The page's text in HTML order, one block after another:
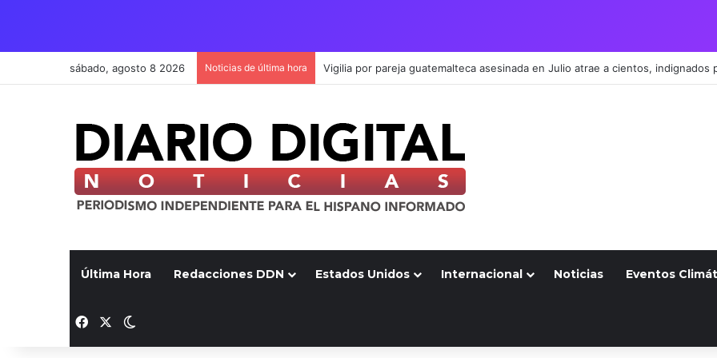
sábado, agosto 8 2026 Noticias de última hora
Última Hora Redacciones DDN Estados Unidos Internacional Noticias Eventos
Facebook